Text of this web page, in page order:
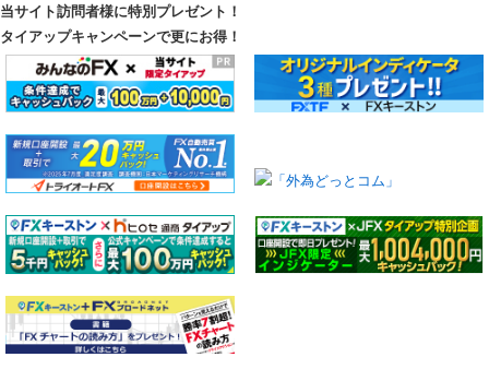
当サイト訪問者様に特別プレゼント！
タイアップキャンペーンで更にお得！